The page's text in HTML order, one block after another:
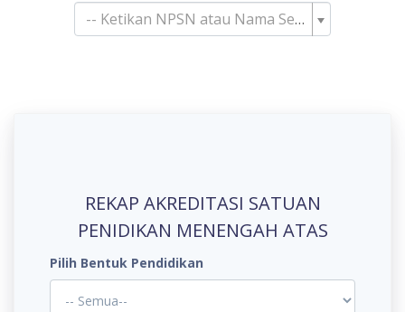
-- Ketikan NPSN atau Nama Sekolah--
REKAP AKREDITASI SATUAN
PENIDIKAN MENENGAH ATAS
Pilih Bentuk Pendidikan